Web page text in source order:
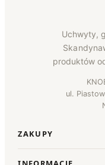
Uchwyty,
produktów
ul.
ZAKUPY